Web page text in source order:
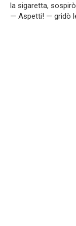
la sigaretta,
— Aspetti! — gridò